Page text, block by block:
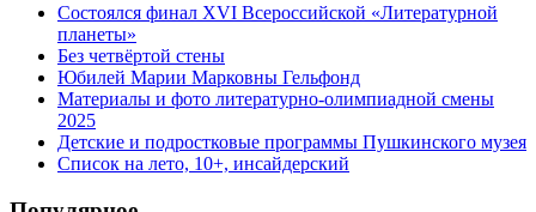
Состоялся финал XVI Всероссийской «Литературной
планеты»
Без четвёртой стены
Юбилей Марии Марковны Гельфонд
Материалы и фото литературно-олимпиадной смены
2025
Детские и подростковые программы Пушкинского музея
Список на лето, 10+, инсайдерский